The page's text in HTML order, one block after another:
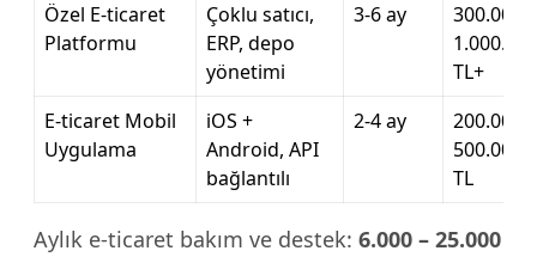
Özel E-ticaret
Platformu
Çoklu satıcı,
ERP, depo
yönetimi
3-6 ay
300.000 –
1.000.000
TL+
E-ticaret Mobil
Uygulama
iOS +
Android, API
bağlantılı
2-4 ay
200.000 –
500.000
TL
Aylık e-ticaret bakım ve destek: 6.000 – 25.000